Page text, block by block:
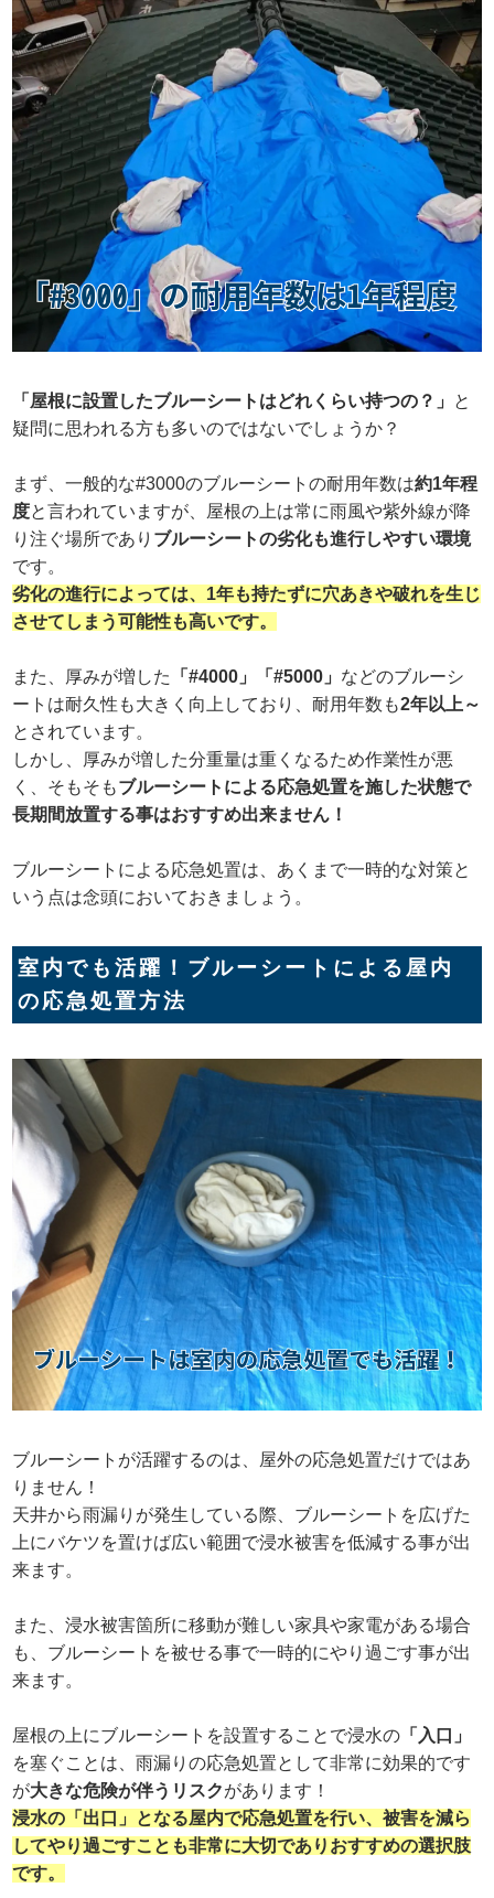
「屋根に設置したブルーシートはどれくらい持つの？」 と
疑問に思われる方も多いのではないでしょうか？
まず、一般的な#3000のブルーシートの耐用年数は約1年程
度と言われていますが、屋根の上は常に雨風や紫外線が降
り注ぐ場所であり ブルーシートの劣化も進行しやすい環境
です。
劣化の進行によっては、1年も持たずに穴あきや破れを生じ
させてしまう可能性も高いです。
また、厚みが増した 「#4000」「#5000」 などのブルーシ
ートは耐久性も大きく向上しており、耐用年数も2年以上～
とされています。
しかし、厚みが増した分重量は重くなるため作業性が悪
く、そもそもブルーシートによる応急処置を施した状態で
長期間放置する事はおすすめ出来ません！
ブルーシートによる応急処置は、あくまで一時的な対策と
いう点は念頭においておきましょう。
室内でも活躍！ブルーシートによる屋内
の応急処置方法
ブルーシートが活躍するのは、屋外の応急処置だけではあ
りません！
天井から雨漏りが発生している際、ブルーシートを広げた
上にバケツを置けば広い範囲で浸水被害を低減する事が出
来ます。
また、浸水被害箇所に移動が難しい家具や家電がある場合
も、ブルーシートを被せる事で一時的にやり過ごす事が出
来ます。
屋根の上にブルーシートを設置することで浸水の 「入口」
を塞ぐことは、雨漏りの応急処置として非常に効果的です
が大きな危険が伴うリスクがあります！
浸水の「出口」となる屋内で応急処置を行い、被害を減ら
してやり過ごすことも非常に大切でありおすすめの選択肢
です。